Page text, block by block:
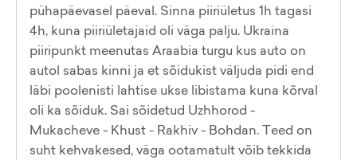
pühapäevasel päeval. Sinna piiriületus 1h tagasi
4h, kuna piiriületajaid oli väga palju. Ukraina
piiripunkt meenutas Araabia turgu kus auto on
autol sabas kinni ja et sõidukist väljuda pidi end
läbi poolenisti lahtise ukse libistama kuna kõrval
oli ka sõiduk. Sai sõidetud Uzhhorod -
Mukacheve - Khust - Rakhiv - Bohdan. Teed on
suht kehvakesed, väga ootamatult võib tekkida